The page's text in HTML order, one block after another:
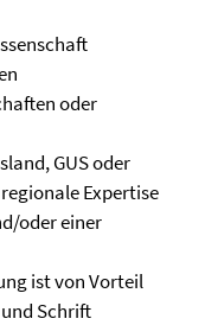
oder
GUS oder
Expertise
oder einer
ist von Vorteil
Schrift